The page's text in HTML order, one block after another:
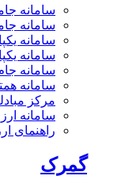
سامانه
سامانه
سامانه
سامانه
سامانه
سامانه
مرکز
سامانه
راهنمای
گمرک